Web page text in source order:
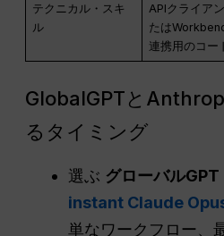
テクニカル・スキ
ル
APIクライア
たは
連携用のコー
GlobalGPTと
るタイミング
選ぶ グローバルGPT
instant Claude
単なワークフロー、